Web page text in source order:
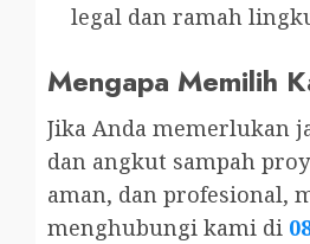
legal dan ramah
Mengapa Memilih
Jika Anda memerlukan
dan angkut sampah
aman, dan profesional,
menghubungi kami di